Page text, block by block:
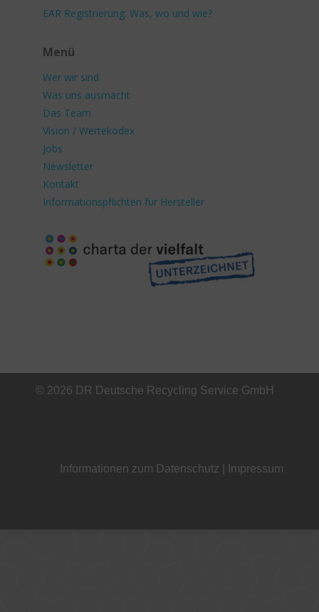
EAR Registrierung: Was, wo und wie?
Menü
Wer wir sind
Was uns ausmacht
Das Team
Vision / Wertekodex
Jobs
Newsletter
Kontakt
Informationspflichten für Hersteller
© 2026 DR Deutsche Recycling Service GmbH
Informationen zum Datenschutz Impressum